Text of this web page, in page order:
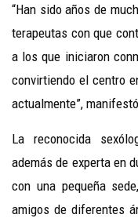
“Han sido años de
terapeutas con que
a los que iniciaron
convirtiendo el centro
actualmente”,
La reconocida
además de experta en
con una pequeña
amigos de diferentes